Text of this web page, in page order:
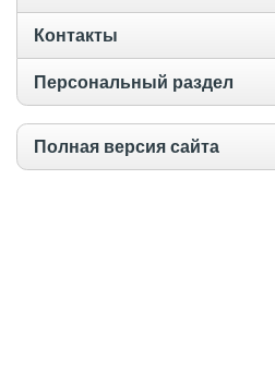
Контакты
Персональный раздел
Полная версия сайта